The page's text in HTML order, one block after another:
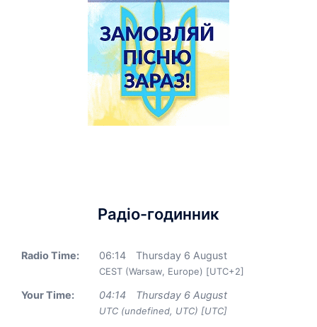
Радіо-годинник
Radio Time: 06:14 Thursday 6 August
CEST (Warsaw, Europe) [UTC+2]
Your Time: 04:14 Thursday 6 August
UTC (undefined, UTC) [UTC]